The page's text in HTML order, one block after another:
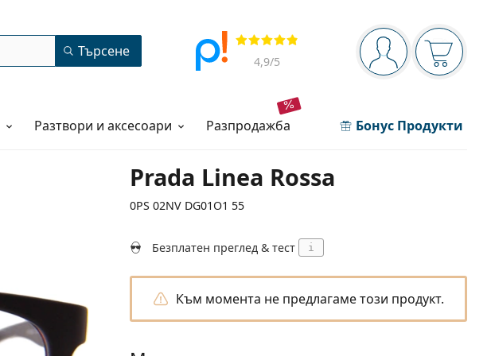
Navigation panel
Вие сте вписани
Прегледи
4,9/5
Търсене
Разтвори и аксесоари разпродажба Бонус Продукти
Prada Linea Rossa
0PS 02NV DG01O1 55
Безплатен преглед & тест i
Към момента не предлагаме този продукт.